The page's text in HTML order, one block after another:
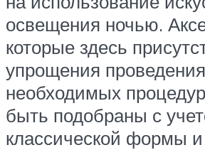
освещения ночью.
которые здесь
упрощения проведения
необходимых
быть подобраны с
классической формы и